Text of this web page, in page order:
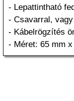
- Lepattintható
- Csavarral,
- Kábelrögzítés
- Méret: 65 mm